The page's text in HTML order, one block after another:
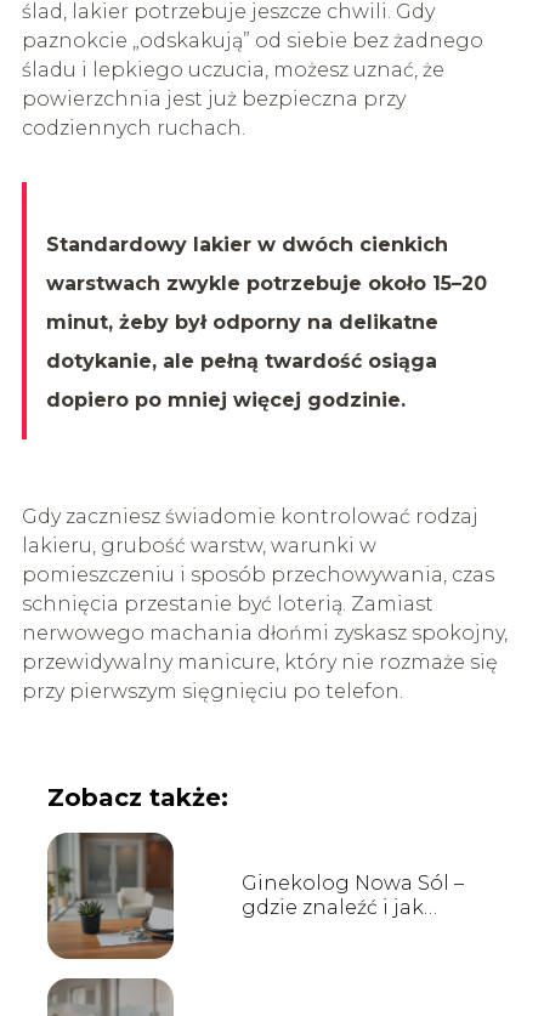
ślad, lakier potrzebuje jeszcze chwili. Gdy
paznokcie „odskakują” od siebie bez żadnego
śladu i lepkiego uczucia, możesz uznać, że
powierzchnia jest już bezpieczna przy
codziennych ruchach.
Standardowy lakier w dwóch cienkich
warstwach zwykle potrzebuje około 15–20
minut, żeby był odporny na delikatne
dotykanie, ale pełną twardość osiąga
dopiero po mniej więcej godzinie.
Gdy zaczniesz świadomie kontrolować rodzaj
lakieru, grubość warstw, warunki w
pomieszczeniu i sposób przechowywania, czas
schnięcia przestanie być loterią. Zamiast
nerwowego machania dłońmi zyskasz spokojny,
przewidywalny manicure, który nie rozmaże się
przy pierwszym sięgnięciu po telefon.
Zobacz także:
Ginekolog Nowa Sól –
gdzie znaleźć i jak